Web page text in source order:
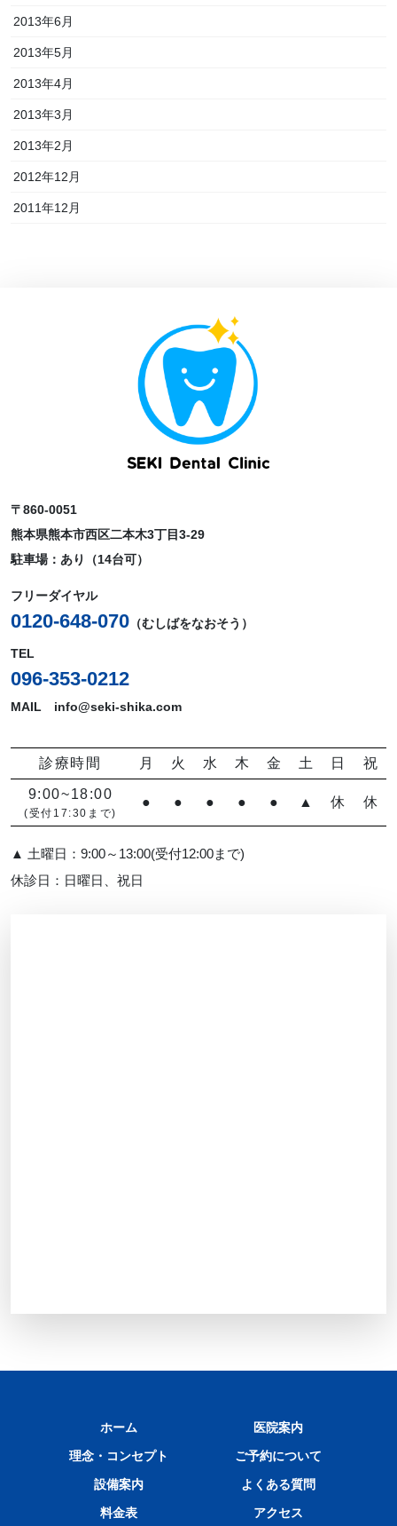
2013年6月
2013年5月
2013年4月
2013年3月
2013年2月
2012年12月
2011年12月
〒860-0051
熊本県熊本市西区二本木3丁目3-29
駐車場：あり（14台可）
フリーダイヤル
0120-648-070 （むしばをなおそう）
TEL
096-353-0212
MAIL info@seki-shika.com
診療時間 月 火 水 木 金 土 日 祝
9:00~18:00
(受付17:30まで)
● ● ● ● ● ▲ 休 休
▲ 土曜日：9:00～13:00(受付12:00まで)
休診日：日曜日、祝日
ホーム
医院案内
理念・コンセプト
ご予約について
設備案内
よくある質問
料金表
アクセス